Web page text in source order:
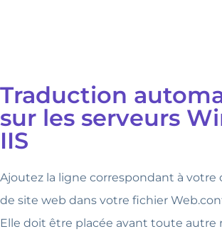
Traduction
sur les serveurs
IIS
Ajoutez la ligne correspondant à votre
de site web dans votre fichier
Elle doit être placée avant toute autre